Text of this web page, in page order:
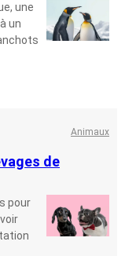
une
un
Animaux
de
pour